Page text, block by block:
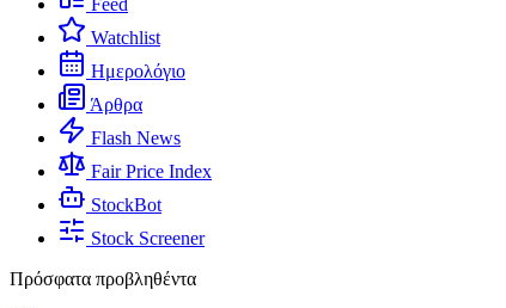
Feed
Watchlist
Ημερολόγιο
Άρθρα
Flash News
Fair Price Index
StockBot
Stock Screener
Πρόσφατα προβληθέντα